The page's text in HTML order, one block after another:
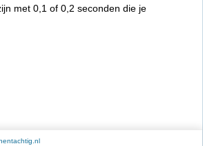
met 0,1 of 0,2 seconden die je